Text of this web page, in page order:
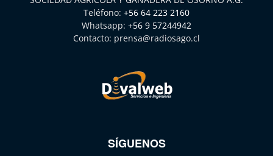
Teléfono: +56 64 223 2160
Whatsapp: +56 9 57244942
Contacto: prensa@radiosago.cl
SÍGUENOS